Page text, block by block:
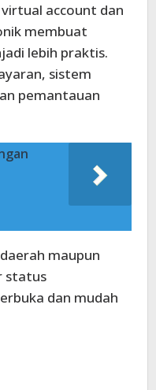
account dan
membuat
lebih praktis.
sistem
pemantauan
maupun
status
dan mudah